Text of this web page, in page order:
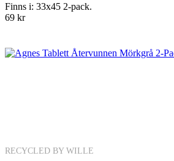
Finns i: 33x45 2-pack.
69 kr
RECYCLED BY WILLE